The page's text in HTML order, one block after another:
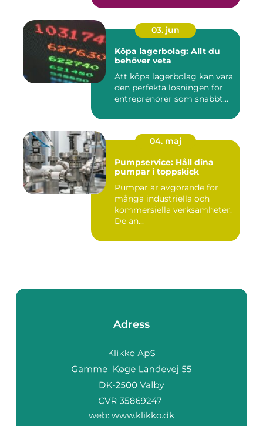
03. jun
Köpa lagerbolag: Allt du
behöver veta
Att köpa lagerbolag kan vara
den perfekta lösningen för
entreprenörer som snabbt...
04. maj
Pumpservice: Håll dina
pumpar i toppskick
Pumpar är avgörande för
många industriella och
kommersiella verksamheter.
De an...
Adress
web: www.klikko.dk